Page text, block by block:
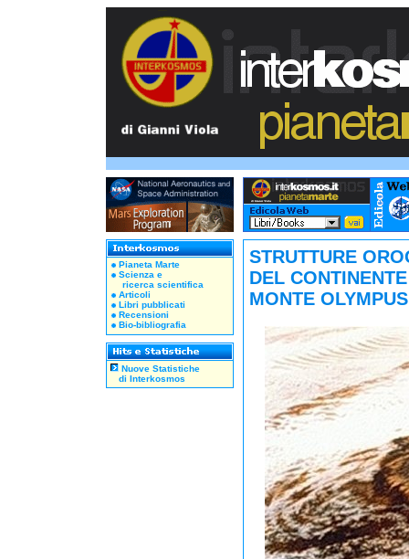
Pianeta Marte
Scienza e
ricerca scientifica
Articoli
Libri pubblicati
Recensioni
Bio-bibliografia
Nuove Statistiche
di Interkosmos
STRUTTURE
DEL
MONTE